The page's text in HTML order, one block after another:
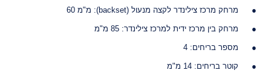
מרחק מרכז צילינדר לקצה מנעול (backset): מ"מ 60
מרחק בין מרכז ידית למרכז צילינדר: 85 מ"מ
מספר בריחים: 4
קוטר בריחים: 14 מ"מ